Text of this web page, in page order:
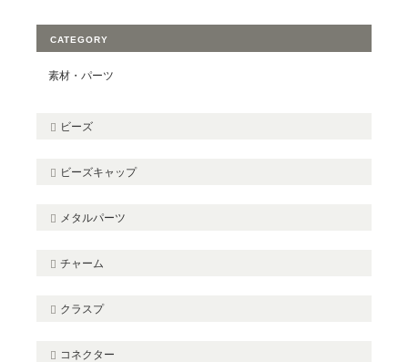
CATEGORY
素材・パーツ
ビーズ
ビーズキャップ
メタルパーツ
チャーム
クラスプ
コネクター